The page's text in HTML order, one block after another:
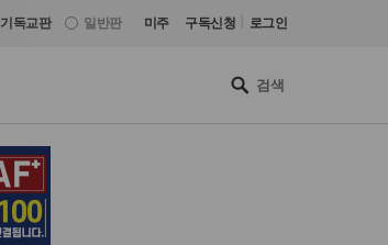
기독교판 일반판 미주 구독신청 로그인